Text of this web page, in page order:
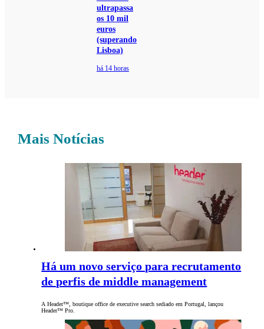
ultrapassa
os 10 mil
euros
(superando
Lisboa)
há 14 horas
Mais Notícias
Há um novo serviço para recrutamento
de perfis de middle management
A Header™, boutique office de executive search sediado em Portugal, lançou
Header™ Pro.